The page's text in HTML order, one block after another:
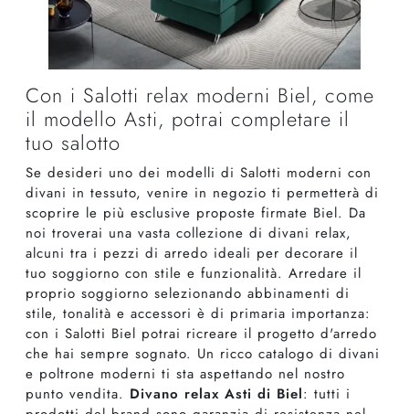
Con i Salotti relax moderni Biel, come
il modello Asti, potrai completare il
tuo salotto
Se desideri uno dei modelli di Salotti moderni con
divani in tessuto, venire in negozio ti permetterà di
scoprire le più esclusive proposte firmate Biel. Da
noi troverai una vasta collezione di divani relax,
alcuni tra i pezzi di arredo ideali per decorare il
tuo soggiorno con stile e funzionalità. Arredare il
proprio soggiorno selezionando abbinamenti di
stile, tonalità e accessori è di primaria importanza:
con i Salotti Biel potrai ricreare il progetto d'arredo
che hai sempre sognato. Un ricco catalogo di divani
e poltrone moderni ti sta aspettando nel nostro
punto vendita. Divano relax Asti di Biel: tutti i